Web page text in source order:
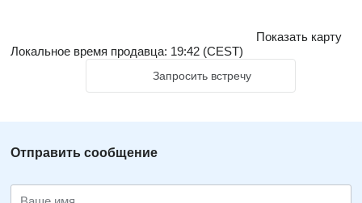
Показать карту
Локальное время продавца: 19:42 (CEST)
Запросить встречу
Отправить сообщение